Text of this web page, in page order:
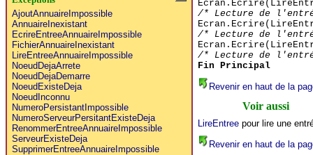
AjoutAnnuaireImpossible
AnnuaireInexistant
EcrireEntreeAnnuaireImpossible
FichierAnnuaireInexistant
LireEntreeAnnuaireImpossible
NoeudDejaArrete
NoeudDejaDemarre
NoeudExisteDeja
NoeudInconnu
NumeroPersistantImpossible
NumeroServeurPersitantExisteDeja
RenommerEntreeAnnuaireImpossible
ServeurExisteDeja
SupprimerEntreeAnnuaireImpossible
/* Lecture de
/* Lecture de
/* Lecture de
Fin Principal
Revenir en haut de la
Voir aussi
LireEntreepour lire une
Revenir en haut de la